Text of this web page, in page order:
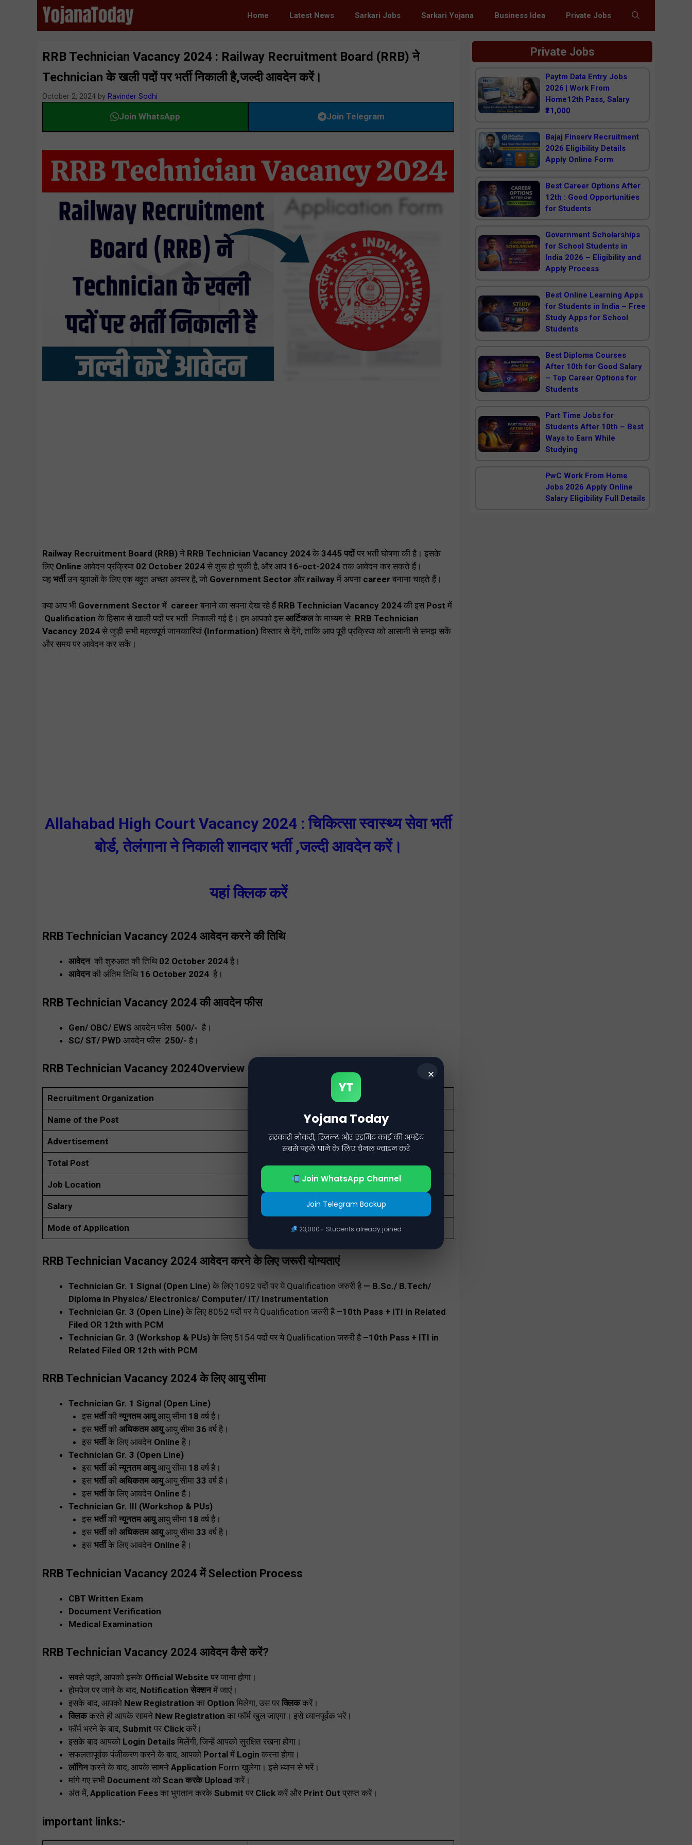
Home Latest News Sarkari Jobs Sarkari Yojana Business Idea Private Jobs
RRB Technician Vacancy 2024 : Railway Recruitment Board (RRB) ने
Technician के खली पदों पर भर्ती निकाली है,जल्दी आवदेन करें।
October 2, 2024 by Ravinder Sodhi
Join WhatsApp Join Telegram
Railway Recruitment Board (RRB) ने RRB Technician Vacancy 2024 के 3445 पदोंपर भर्ती घोषणा की है। इसके
लिए Online आवेदन प्रक्रिया 02 October 2024 से शुरू हो चुकी है, और आप 16-oct-2024 तक आवेदन कर सकते हैं।
यहभर्तीउन युवाओं के लिए एक बहुत अच्छा अवसर है, जो Government Sector और railway में अपना career बनाना चाहते हैं।
क्या आप भी Government Sector में career बनाने का सपना देख रहे हैं RRB Technician Vacancy 2024 की इस Post में
Qualification के हिसाब से खाली पदों पर भर्ती निकाली गई है। हम आपको इसआर्टिकलके माध्यम से RRB Technician
Vacancy 2024 से जुड़ी सभी महत्वपूर्ण जानकारियां (Information) विस्तार से देंगे, ताकि आप पूरी प्रक्रिया को आसानी से समझ सकें
और समय पर आवेदन कर सकें।
Allahabad High Court Vacancy 2024 : चिकित्सा स्वास्थ्य सेवा भर्ती
बोर्ड, तेलंगाना ने निकाली शानदार भर्ती ,जल्दी आवदेन करें।
यहां क्लिक करें
RRB Technician Vacancy 2024 आवेदन करने की तिथि
आवेदन की शुरुआत की तिथि 02 October 2024 है।
आवेदनकी अंतिम तिथि 16 October 2024 है।
RRB Technician Vacancy 2024 की आवदेन फीस
Gen/ OBC/ EWS आवदेन फीस ₹ 500/- है।
SC/ ST/ PWD आवदेन फीस ₹ 250/- है।
RRB Technician Vacancy 2024Overview
Recruitment Organization Railway Recruitment Board (RRB)
Name of the Post RRB Technician Vacancy 2024
Advertisement 02-Oct-2024.
Total Post 14298
Job Location All India
Salary Rs. 19900- 63200/-
Mode of Application
RRB Technician Vacancy 2024 आवेदन करने के लिए जरूरी योग्यताएं
Technician Gr. 1 Signal (Open Line) के लिए 1092 पदों पर ये Qualification जरुरी है — B.Sc./ B.Tech/
Diploma in Physics/ Electronics/ Computer/ IT/ Instrumentation
Technician Gr. 3 (Open Line) के लिए 8052 पदों पर ये Qualification जरुरी है–10th Pass + ITI in Related
Filed OR 12th with PCM
Technician Gr. 3 (Workshop & PUs) के लिए 5154 पदों पर ये Qualification जरुरी है –10th Pass + ITI in
Related Filed OR 12th with PCM
RRB Technician Vacancy 2024 के लिए आयु सीमा
Technician Gr. 1 Signal (Open Line)
इसभर्तीकी न्यूनतम आयुआयु सीमा18 वर्ष है।
इसभर्तीकी अधिकतम आयुआयु सीमा 36वर्ष है।
इसभर्तीके लिए आवदेनOnline है।
Technician Gr. 3 (Open Line)
इसभर्तीकी न्यूनतम आयुआयु सीमा18 वर्ष है।
इसभर्तीकी अधिकतम आयुआयु सीमा 33 वर्ष है।
इसभर्तीके लिए आवदेनOnline है।
Technician Gr. III (Workshop & PUs)
इसभर्तीकी न्यूनतम आयुआयु सीमा18 वर्ष है।
इसभर्तीकी अधिकतम आयुआयु सीमा33 वर्ष है।
इसभर्तीके लिए आवदेनOnline है।
RRB Technician Vacancy 2024 में Selection Process
CBT Written Exam
Document Verification
Medical Examination
RRB Technician Vacancy 2024 आवेदन कैसे करें?
सबसे पहले, आपको इसके Official Website पर जाना होगा।
होमपेज पर जाने के बाद, Notification सेक्शनमें जाएं।
इसके बाद, आपको New Registration का Option मिलेगा, उस परक्लिककरें।
क्लिककरते ही आपके सामने New Registration का फॉर्म खुल जाएगा। इसे ध्यानपूर्वक भरें।
फॉर्म भरने के बाद, Submit पर Click करें।
इसके बाद आपको Login Details मिलेंगी, जिन्हें आपको सुरक्षित रखना होगा।
सफलतापूर्वक पंजीकरण करने के बाद, आपको Portal में Login करना होगा।
लॉगिनकरने के बाद, आपके सामने Application Form खुलेगा। इसे ध्यान से भरें।
मांगे गए सभी Document को Scan करके Upload करें।
अंत में, Application Fees का भुगतान करके Submit पर Click करें और Print Out प्राप्त करें।
important links:-
Private Jobs
Paytm Data Entry Jobs
2026 | Work From
Home12th Pass, Salary
₹21,000
Bajaj Finserv Recruitment
2026 Eligibility Details
Apply Online Form
Best Career Options After
12th : Good Opportunities
for Students
Government Scholarships
for School Students in
India 2026 – Eligibility and
Apply Process
Best Online Learning Apps
for Students in India – Free
Study Apps for School
Students
Best Diploma Courses
After 10th for Good Salary
– Top Career Options for
Students
Part Time Jobs for
Students After 10th – Best
Ways to Earn While
Studying
PwC Work From Home
Jobs 2026 Apply Online
Salary Eligibility Full Details
✕
YT
Yojana Today
सरकारी नौकरी, रिजल्ट और एडमिट कार्ड की अपडेट
सबसे पहले पाने के लिए चैनल ज्वाइन करें
Join WhatsApp Channel
Join Telegram Backup
23,000+ Students already joined